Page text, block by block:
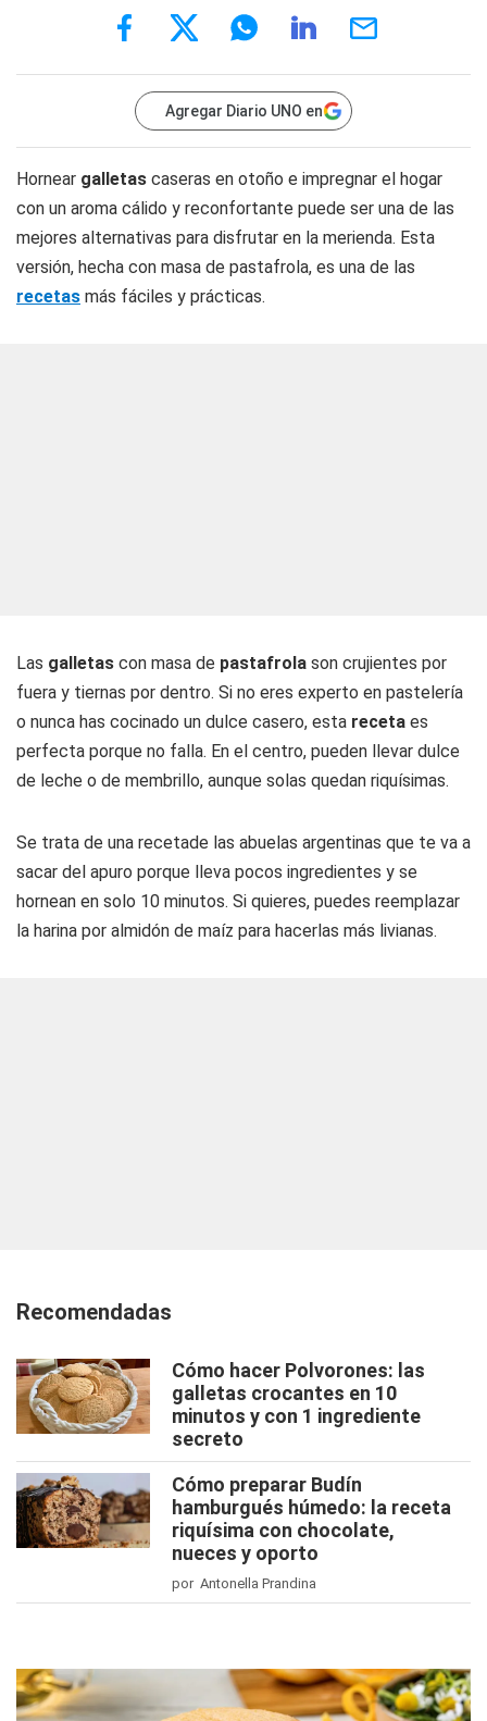
Agregar Diario UNO en
Hornear galletas caseras en otoño e impregnar el hogar
con un aroma cálido y reconfortante puede ser una de las
mejores alternativas para disfrutar en la merienda. Esta
versión, hecha con masa de pastafrola, es una de las
recetas más fáciles y prácticas.
Las galletas con masa de pastafrola son crujientes por
fuera y tiernas por dentro. Si no eres experto en pastelería
o nunca has cocinado un dulce casero, esta receta es
perfecta porque no falla. En el centro, pueden llevar dulce
de leche o de membrillo, aunque solas quedan riquísimas.
Se trata de una recetade las abuelas argentinas que te va a
sacar del apuro porque lleva pocos ingredientes y se
hornean en solo 10 minutos. Si quieres, puedes reemplazar
la harina por almidón de maíz para hacerlas más livianas.
Recomendadas
Cómo hacer Polvorones: las
galletas crocantes en 10
minutos y con 1 ingrediente
secreto
Cómo preparar Budín
hamburgués húmedo: la receta
riquísima con chocolate,
nueces y oporto
por Antonella Prandina